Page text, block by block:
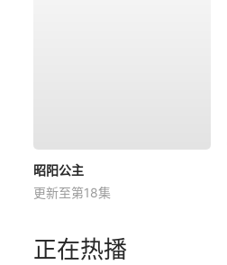
昭阳公主
更新至第18集
正在热播